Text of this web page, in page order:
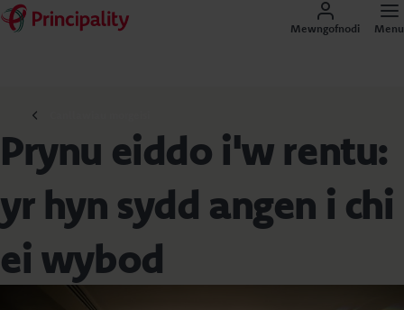
Mewngofnodi Menu
Prynu eiddo i'w rentu:
yr hyn sydd angen i chi
ei wybod